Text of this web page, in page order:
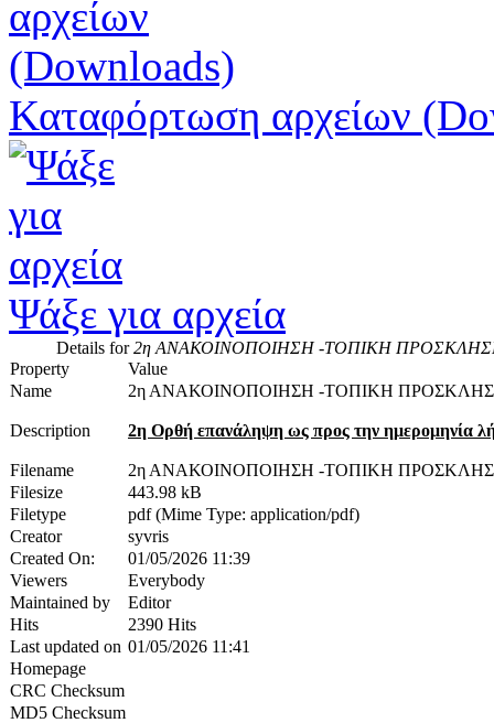
Καταφόρτωση αρχείων
Ψάξε για αρχεία
Details for2η ΑΝΑΚΟΙΝΟΠΟΙΗΣΗ -ΤΟΠΙΚΗ
Property
Value
Name
2η ΑΝΑΚΟΙΝΟΠΟΙΗΣΗ -ΤΟΠΙΚΗ
Description 2η Ορθή επανάληψη ως προς την ημερομηνία
Filename
2η ΑΝΑΚΟΙΝΟΠΟΙΗΣΗ -ΤΟΠΙΚΗ
Filesize
443.98 kB
Filetype
pdf (Mime Type: application/pdf)
Creator
syvris
Created On:
01/05/2026 11:39
Viewers
Everybody
Maintained by
Editor
Hits
2390 Hits
Last updated on 01/05/2026 11:41
Homepage
CRC Checksum
MD5 Checksum